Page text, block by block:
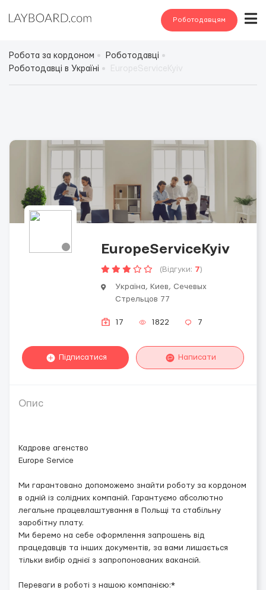
Роботодавцям
Робота за кордоном
Роботодавці
Роботодавці в Україні
EuropeServiceKyiv
(Відгуки: 7)
Україна, Киев, Сечевых
Стрельцов 77
17 1822 7
Підписатися Написати
Опис
Кадрове агенство
Europe Service
Ми гарантовано допоможемо знайти роботу за кордоном
в одній із солідних компаній. Гарантуємо абсолютно
легальне працевлаштування в Польщі та стабільну
заробітну плату.
Ми беремо на себе оформлення запрошень від
працедавців та інших документів, за вами лишається
тільки вибір однієї з запропонованих вакансій.
Переваги в роботі з нашою компанією:*